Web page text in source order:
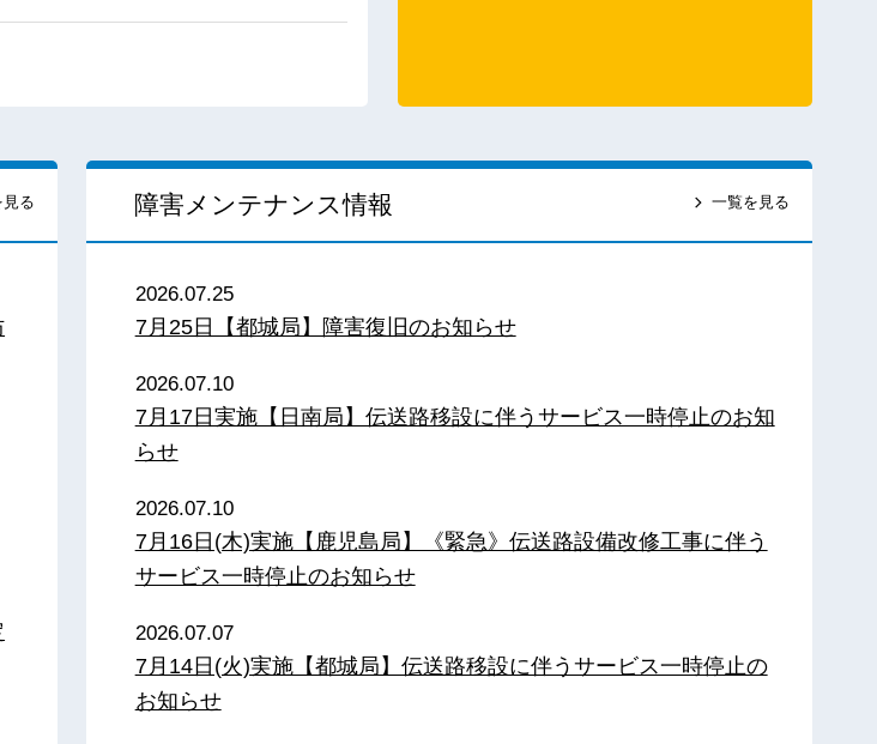
る 障害メンテナンス情報 一覧を見る
2026.07.25
7月25日【都城局】障害復旧のお知らせ
2026.07.10
7月17日実施【日南局】伝送路移設に伴うサービス一時停止のお知
らせ
2026.07.10
7月16日(木)実施【鹿児島局】《緊急》伝送路設備改修工事に伴う
サービス一時停止のお知らせ
2026.07.07
7月14日(火)実施【都城局】伝送路移設に伴うサービス一時停止の
お知らせ